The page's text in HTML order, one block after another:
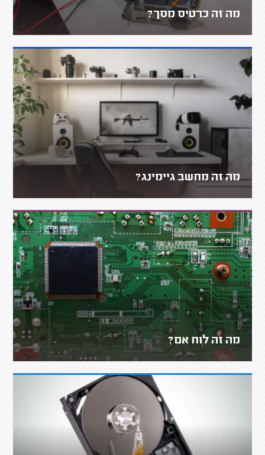
מה זה כרטיס מסך?
מה זה מחשב גיימינג?
מה זה לוח אם?